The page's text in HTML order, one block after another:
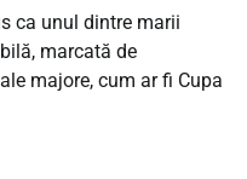
ca unul dintre marii
marcată de
majore, cum ar fi Cupa